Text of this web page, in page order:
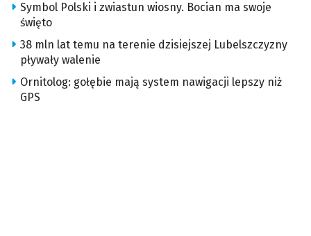
Symbol Polski i zwiastun wiosny. Bocian ma swoje
święto
38 mln lat temu na terenie dzisiejszej Lubelszczyzny
pływały walenie
Ornitolog: gołębie mają system nawigacji lepszy niż
GPS